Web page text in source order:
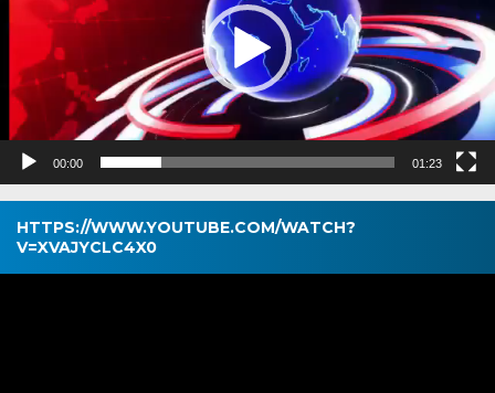
00:00 01:23
HTTPS://WWW.YOUTUBE.COM/WATCH?
V=XVAJYCLC4X0
Pemutar